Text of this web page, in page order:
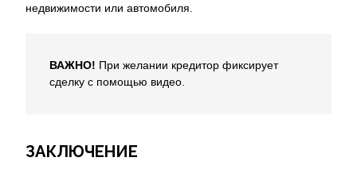
недвижимости или автомобиля.
ВАЖНО! При желании кредитор фиксирует
сделку с помощью видео.
ЗАКЛЮЧЕНИЕ